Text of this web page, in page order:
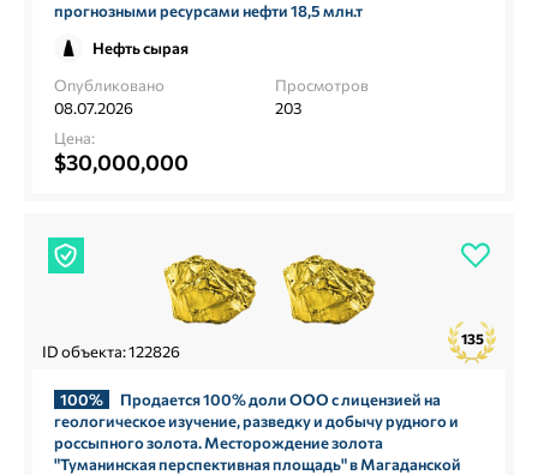
прогнозными ресурсами нефти 18,5 млн.т
Нефть сырая
Опубликовано
08.07.2026
Просмотров
203
Цена:
$30,000,000
ID объекта: 122826
135
100%
Продается 100% доли ООО с лицензией на
геологическое изучение, разведку и добычу рудного и
россыпного золота. Месторождение золота
"Туманинская перспективная площадь" в Магаданской